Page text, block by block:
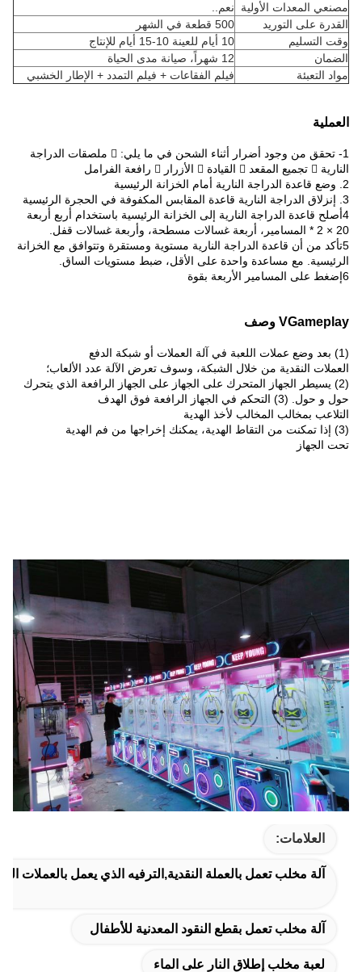
مصنعي المعدات الأولية
نعم..
القدرة على التوريد
500 قطعة في الشهر
وقت التسليم
10 أيام للعينة 10-15 أيام للإنتاج
الضمان
12 شهراً، صيانة مدى الحياة
مواد التعبئة
فيلم الفقاعات + فيلم التمدد + الإطار الخشبي
العملية
1- تحقق من وجود أضرار أثناء الشحن في ما يلي:  ملصقات الدراجة
النارية  تجميع المقعد  القيادة  الأزرار  رافعة الفرامل
2. وضع قاعدة الدراجة النارية أمام الخزانة الرئيسية
3. إنزلاق الدراجة النارية قاعدة المقابس المكفوفة في الحجرة الرئيسية
4أصلح قاعدة الدراجة النارية إلى الخزانة الرئيسية باستخدام أربع أربعة
20 × 2 * المسامير، أربعة غسالات مسطحة، وأربعة غسالات قفل.
5تأكد من أن قاعدة الدراجة النارية مستوية ومستقرة وتتوافق مع الخزانة
الرئيسية. مع مساعدة واحدة على الأقل، ضبط مستويات الساق.
6إضغط على المسامير الأربعة بقوة
VGameplay وصف
(1) بعد وضع عملات اللعبة في آلة العملات أو شبكة الدفع
العملات النقدية من خلال الشبكة، وسوف تعرض الآلة عدد الألعاب؛
(2) يسيطر الجهاز المتحرك على الجهاز على الجهاز الرافعة الذي يتحرك
حول و حول. (3) التحكم في الجهاز الرافعة فوق الهدف
التلاعب بمخالب المخالب لأخذ الهدية
(3) إذا تمكنت من التقاط الهدية، يمكنك إخراجها من فم الهدية
تحت الجهاز
العلامات:
آلة مخلب تعمل بالعملة النقدية,الترفيه الذي يعمل بالعملات
آلة مخلب تعمل بقطع النقود المعدنية للأطفال
لعبة مخلب إطلاق النار على الماء